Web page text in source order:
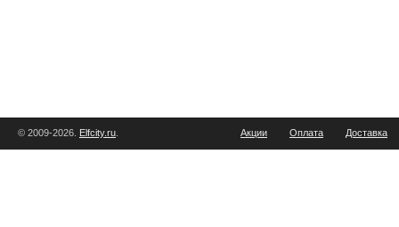
© 2009-2026. Elfcity.ru Акции Оплата Доставка